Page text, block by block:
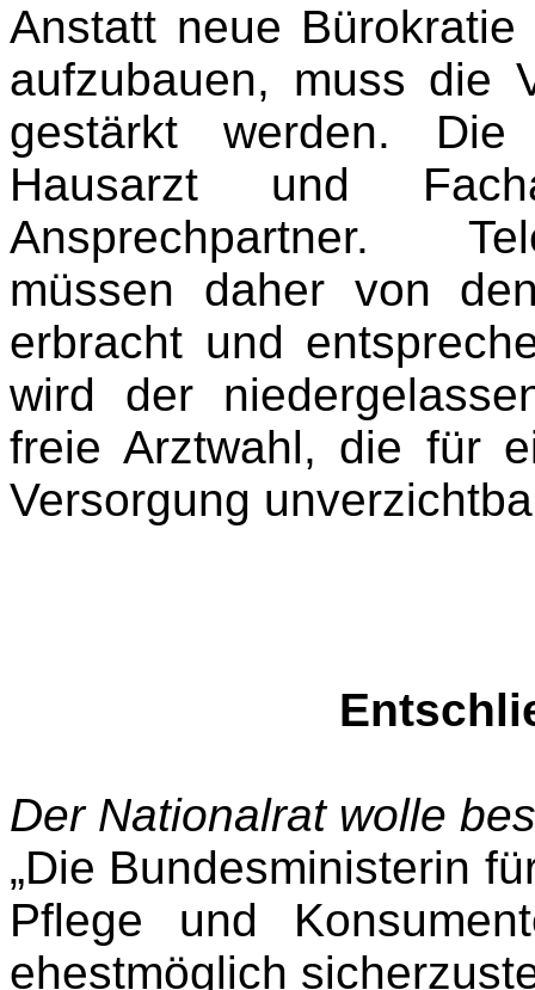
Anstatt neue
aufzubauen, muss die
gestärkt werden. Die
Hausarzt und
Ansprechpartner.
müssen daher von
erbracht und
wird der
freie Arztwahl, die für
Versorgung
Der Nationalrat wolle
„Die Bundesministerin
Pflege und
ehestmöglich